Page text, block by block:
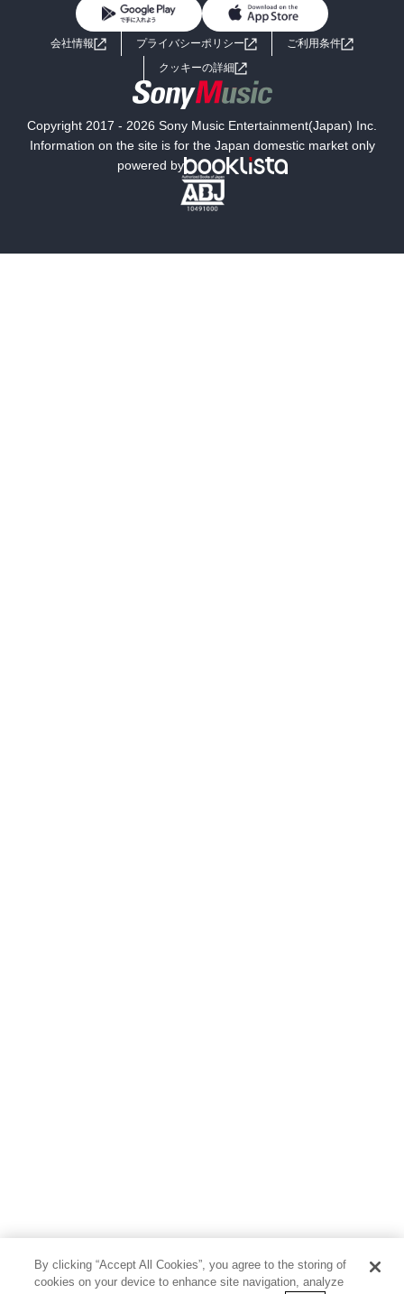
ライトノベル 男子向けラノベ
小説
海外小説
ミステリー SF
文学
よくあるご質問 お問い合わせ
会社情報 プライバシーポリシー
ご利用条件
クッキーの詳細
Copyright 2017 - 2026 Sony Music Entertainment(Japan) Inc.
Information on the site is for the Japan domestic market only
powered by
By clicking “Accept All Cookies”, you agree to the storing of
cookies on your device to enhance site navigation, analyze